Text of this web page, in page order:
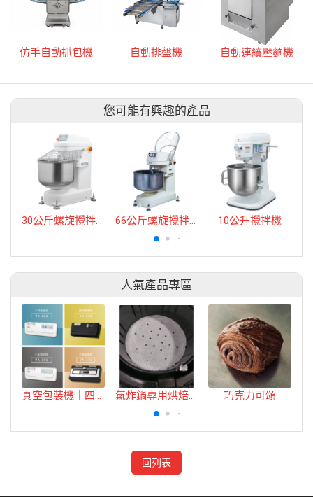
仿手自動抓包機 自動排盤機 自動連續壓麵機
您可能有興趣的產品
30公斤螺旋攪拌機 66公斤螺旋攪拌機 10公升攪拌機
人氣產品專區
真空包裝機｜四款 氣炸鍋專用烘焙紙 巧克力可頌
回列表